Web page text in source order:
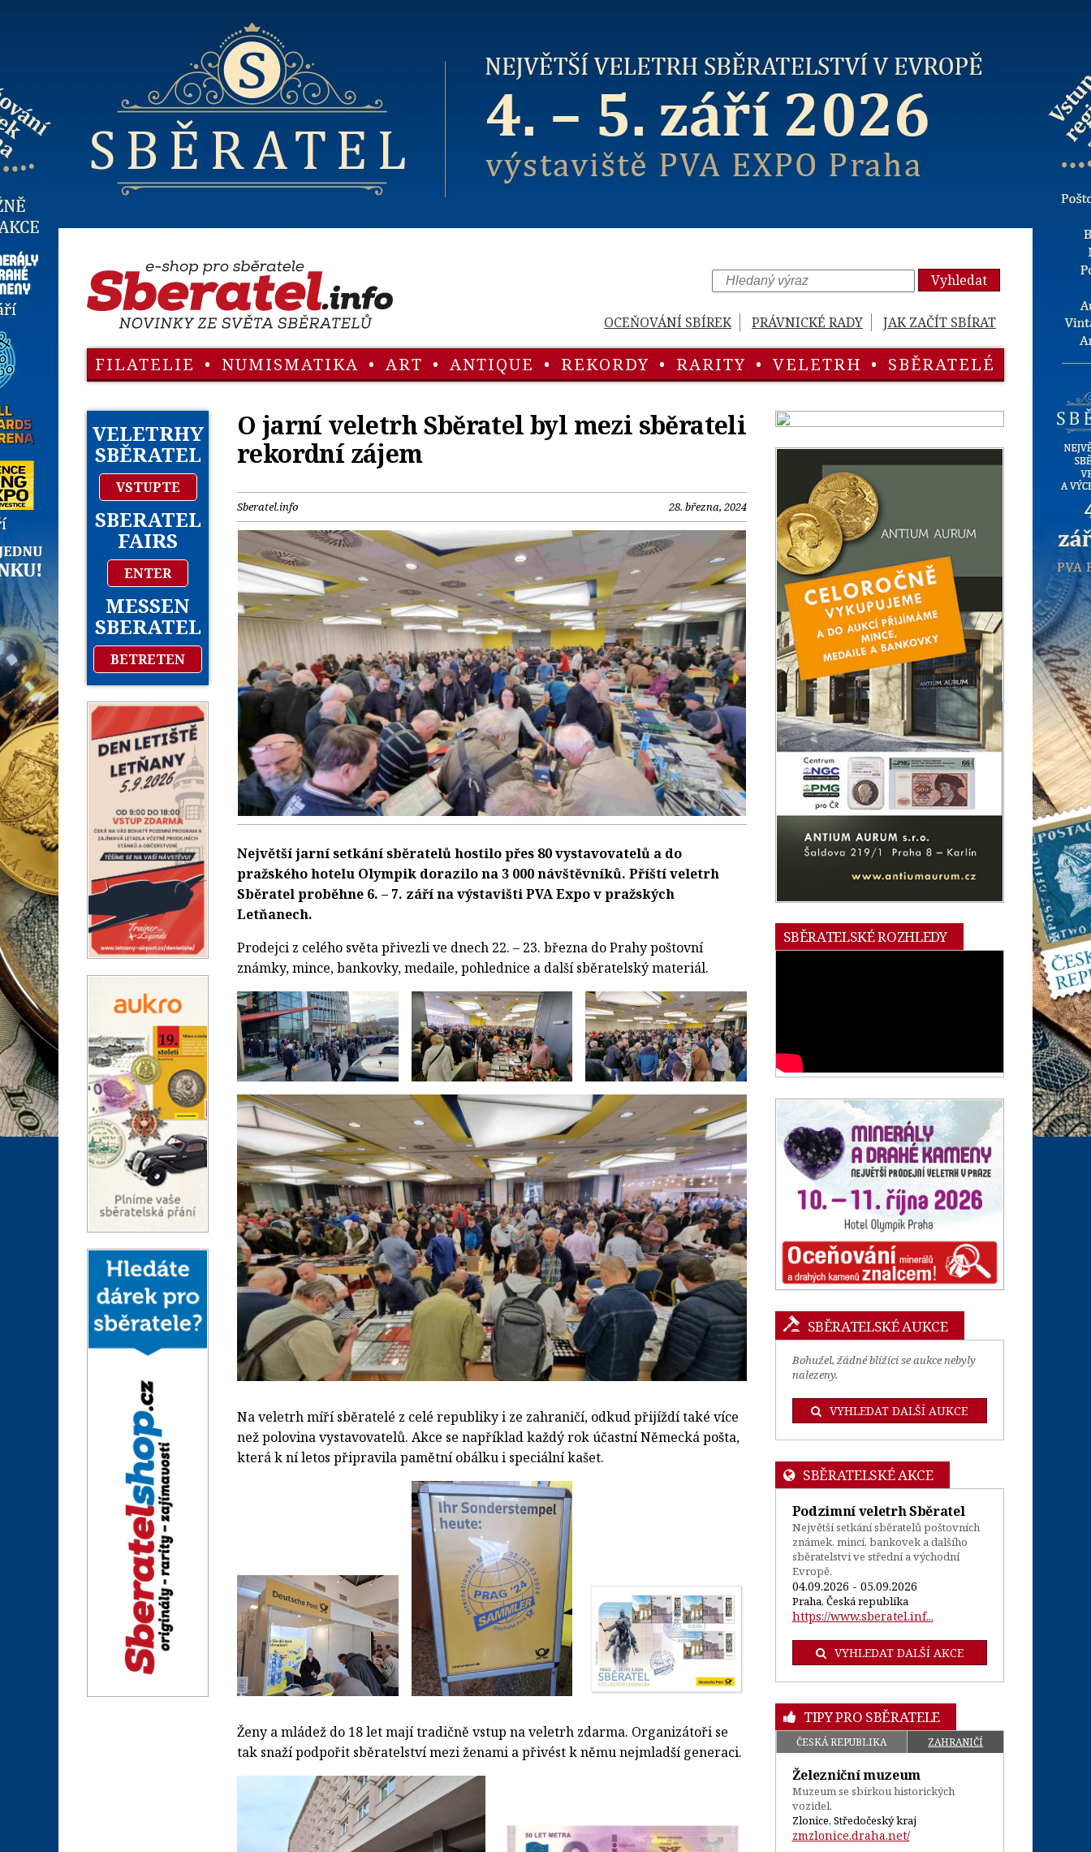
Vyhledat
OCEŇOVÁNÍ SBÍREK PRÁVNICKÉ RADY JAK ZAČÍT SBÍRAT
FILATELIE • NUMISMATIKA • ART • ANTIQUE • REKORDY • RARITY • VELETRH • SBĚRATELÉ
VELETRHY
SBĚRATEL
VSTUPTE
SBERATEL
FAIRS
ENTER
MESSEN
SBERATEL
BETRETEN
O jarní veletrh Sběratel byl mezi sběrateli
rekordní zájem
Sberatel.info 28. března, 2024
Největší jarní setkání sběratelů hostilo přes 80 vystavovatelů a do
pražského hotelu Olympik dorazilo na 3 000 návštěvníků. Příští veletrh
Sběratel proběhne 6. – 7. září na výstavišti PVA Expo v pražských
Letňanech.
Prodejci z celého světa přivezli ve dnech 22. – 23. března do Prahy poštovní
známky, mince, bankovky, medaile, pohlednice a další sběratelský materiál.
Na veletrh míří sběratelé z celé republiky i ze zahraničí, odkud přijíždí také více
než polovina vystavovatelů. Akce se například každý rok účastní Německá pošta,
která k ní letos připravila pamětní obálku i speciální kašet.
Ženy a mládež do 18 let mají tradičně vstup na veletrh zdarma. Organizátoři se
tak snaží podpořit sběratelství mezi ženami a přivést k němu nejmladší generaci.
SBĚRATELSKÉ ROZHLEDY
SBĚRATELSKÉ AUKCE
Bohužel, žádné blížící se aukce nebyly
nalezeny.
VYHLEDAT DALŠÍ AUKCE
SBĚRATELSKÉ AKCE
Podzimní veletrh Sběratel
Největší setkání sběratelů poštovních
známek, mincí, bankovek a dalšího
sběratelstvi ve střední a východní
Evropě.
04.09.2026 - 05.09.2026
Praha, Česká republika
https://www.sberatel.inf...
VYHLEDAT DALŠÍ AKCE
TIPY PRO SBĚRATELE
ČESKÁ REPUBLIKA ZAHRANIČÍ
Železniční muzeum
Muzeum se sbírkou historických
vozidel.
Zlonice, Středočeský kraj
zmzlonice.draha.net/